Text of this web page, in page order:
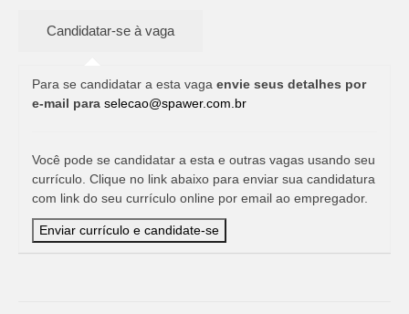
Para se candidatar a esta vaga envie seus detalhes por
e-mail para selecao@spawer.com.br
Você pode se candidatar a esta e outras vagas usando seu
currículo. Clique no link abaixo para enviar sua candidatura
com link do seu currículo online por email ao empregador.